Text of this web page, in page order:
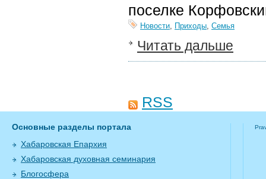
поселке
Новости, Приходы, Семья
Читать дальше
RSS
Основные разделы портала
Хабаровская Епархия
Хабаровская духовная семинария
Блогосфера